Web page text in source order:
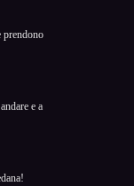
prendono
e a